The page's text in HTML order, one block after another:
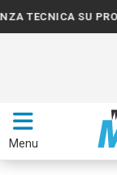
TECNICA SU
Menu